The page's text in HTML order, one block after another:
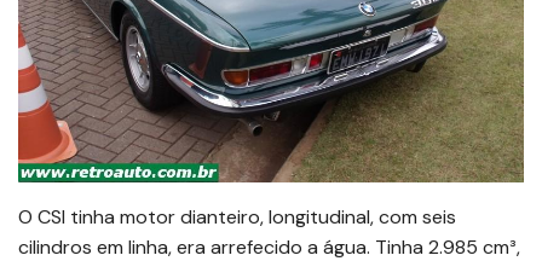
O CSI tinha motor dianteiro, longitudinal, com seis
cilindros em linha, era arrefecido a água. Tinha 2.985 cm³,